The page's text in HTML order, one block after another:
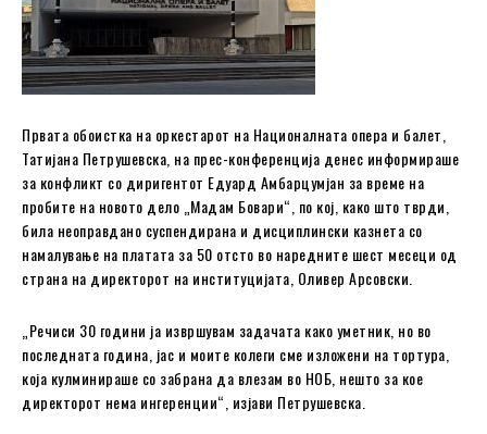
Првата обоистка на оркестарот на Националната опера и балет,
Татијана Петрушевска, на прес-конференција денес информираше
за конфликт со диригентот Едуард Амбарцумјан за време на
пробите на новото дело „Мадам Бовари“, по кој, како што тврди,
била неоправдано суспендирана и дисциплински казнета со
намалување на платата за 50 отсто во наредните шест месеци од
страна на директорот на институцијата, Оливер Арсовски.
„Речиси 30 години ја извршувам задачата како уметник, но во
последната година, јас и моите колеги сме изложени на тортура,
која кулминираше со забрана да влезам во НОБ, нешто за кое
директорот нема ингeренции“, изјави Петрушевска.